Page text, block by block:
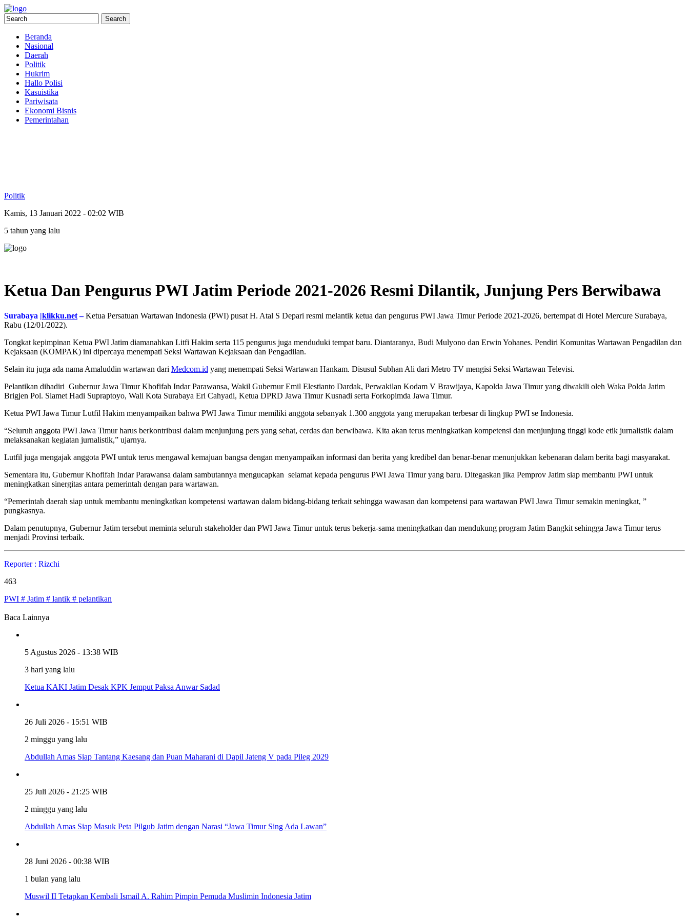
Beranda
Nasional
Daerah
Politik
Hukrim
Hallo Polisi
Kasuistika
Pariwisata
Ekonomi Bisnis
Pemerintahan
Politik
Kamis, 13 Januari 2022 - 02:02 WIB
5 tahun yang lalu
Ketua Dan Pengurus PWI Jatim Periode 2021-2026 Resmi Dilantik, Junjung Pers Berwibawa
Surabaya |klikku.net–Ketua Persatuan Wartawan Indonesia (PWI) pusat H. Atal S Depari resmi melantik ketua dan pengurus PWI Jawa Timur Periode 2021-2026, bertempat di Hotel Mercure Surabaya,
Rabu (12/01/2022).
Tongkat kepimpinan Ketua PWI Jatim diamanahkan Litfi Hakim serta 115 pengurus juga menduduki tempat baru. Diantaranya, Budi Mulyono dan Erwin Yohanes. Pendiri Komunitas Wartawan Pengadilan dan
Kejaksaan (KOMPAK) ini dipercaya menempati Seksi Wartawan Kejaksaan dan Pengadilan.
Selain itu juga ada nama Amaluddin wartawan dari Medcom.id yang menempati Seksi Wartawan Hankam. Disusul Subhan Ali dari Metro TV mengisi Seksi Wartawan Televisi.
Pelantikan dihadiri Gubernur Jawa Timur Khofifah Indar Parawansa, Wakil Gubernur Emil Elestianto Dardak, Perwakilan Kodam V Brawijaya, Kapolda Jawa Timur yang diwakili oleh Waka Polda Jatim
Brigjen Pol. Slamet Hadi Supraptoyo, Wali Kota Surabaya Eri Cahyadi, Ketua DPRD Jawa Timur Kusnadi serta Forkopimda Jawa Timur.
Ketua PWI Jawa Timur Lutfil Hakim menyampaikan bahwa PWI Jawa Timur memiliki anggota sebanyak 1.300 anggota yang merupakan terbesar di lingkup PWI se Indonesia.
“Seluruh anggota PWI Jawa Timur harus berkontribusi dalam menjunjung pers yang sehat, cerdas dan berwibawa. Kita akan terus meningkatkan kompetensi dan menjunjung tinggi kode etik jurnalistik dalam
melaksanakan kegiatan jurnalistik,” ujarnya.
Lutfil juga mengajak anggota PWI untuk terus mengawal kemajuan bangsa dengan menyampaikan informasi dan berita yang kredibel dan benar-benar menunjukkan kebenaran dalam berita bagi masyarakat.
Sementara itu, Gubernur Khofifah Indar Parawansa dalam sambutannya mengucapkan selamat kepada pengurus PWI Jawa Timur yang baru. Ditegaskan jika Pemprov Jatim siap membantu PWI untuk
meningkatkan sinergitas antara pemerintah dengan para wartawan.
“Pemerintah daerah siap untuk membantu meningkatkan kompetensi wartawan dalam bidang-bidang terkait sehingga wawasan dan kompetensi para wartawan PWI Jawa Timur semakin meningkat, ”
pungkasnya.
Dalam penutupnya, Gubernur Jatim tersebut meminta seluruh stakeholder dan PWI Jawa Timur untuk terus bekerja-sama meningkatkan dan mendukung program Jatim Bangkit sehingga Jawa Timur terus
menjadi Provinsi terbaik.
Reporter : Rizchi
463
PWI # Jatim # lantik # pelantikan
Baca Lainnya
5 Agustus 2026 - 13:38 WIB
3 hari yang lalu
Ketua KAKI Jatim Desak KPK Jemput Paksa Anwar Sadad
26 Juli 2026 - 15:51 WIB
2 minggu yang lalu
Abdullah Amas Siap Tantang Kaesang dan Puan Maharani di Dapil Jateng V pada Pileg 2029
25 Juli 2026 - 21:25 WIB
2 minggu yang lalu
Abdullah Amas Siap Masuk Peta Pilgub Jatim dengan Narasi “Jawa Timur Sing Ada Lawan”
28 Juni 2026 - 00:38 WIB
1 bulan yang lalu
Muswil II Tetapkan Kembali Ismail A. Rahim Pimpin Pemuda Muslimin Indonesia Jatim